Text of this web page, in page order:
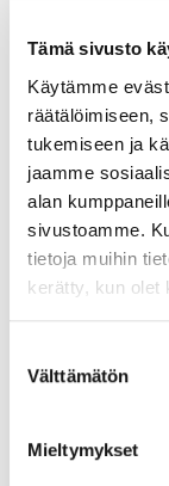
Tämä sivusto
Käytämme
räätälöimiseen,
tukemiseen ja
jaamme
alan
sivustoamme.
tietoja muihin
kerätty, kun olet
valinta
Välttämätön
Mieltymykset
tälle
metsäalan
tilastokooste
tiivistelmät
Tutustu
Maakuntien
tästä linkistä